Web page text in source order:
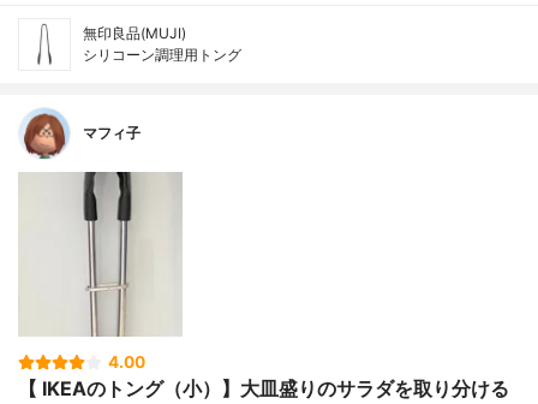
無印良品(MUJI)
シリコーン調理用トング
マフィ子
4.00
【 IKEAのトング（小）】大皿盛りのサラダを取り分ける